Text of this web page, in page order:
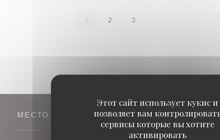
Этот сайт использует кукис и
позволяет вам
сервисы которые вы хотите
активировать
1 2 3
МЕСТО